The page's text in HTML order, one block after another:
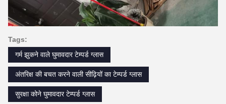
Tags:
गर्म झुकने वाले घुमावदार टेम्पर्ड ग्लास
अंतरिक्ष की बचत करने वाली सीढ़ियों का टेम्पर्ड ग्लास
सुरक्षा कोने घुमावदार टेम्पर्ड ग्लास